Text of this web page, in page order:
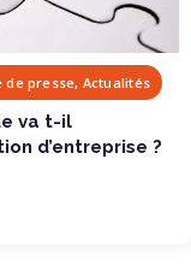
de presse, Actualités
va t-il
d’entreprise ?